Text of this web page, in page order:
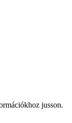
jusson.